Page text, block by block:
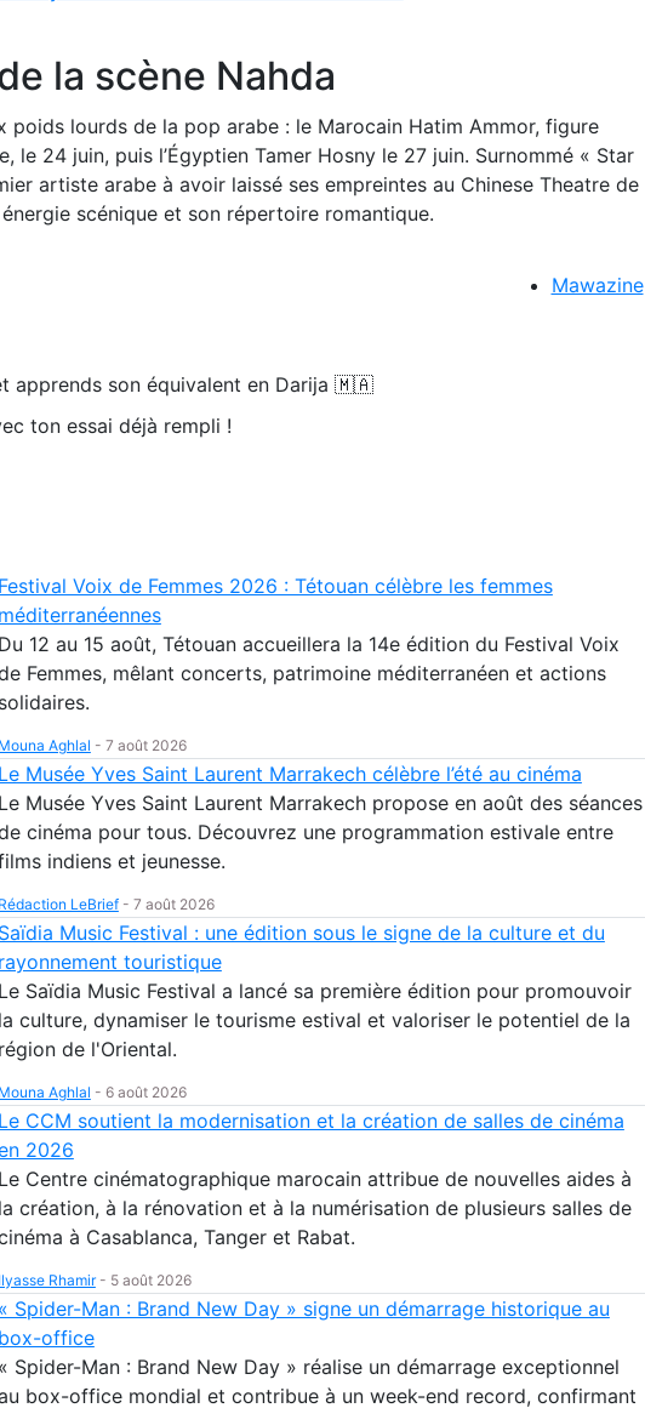
la scène Nahda
poids lourds de la pop arabe : le Marocain Hatim Ammor, figure
le 24 juin, puis l’Égyptien Tamer Hosny le 27 juin. Surnommé « Star
artiste arabe à avoir laissé ses empreintes au Chinese Theatre de
scénique et son répertoire romantique.
Mawazine
apprends son équivalent en Darija 🇲🇦
ton essai déjà rempli !
Festival Voix de Femmes 2026 : Tétouan célèbre les femmes
méditerranéennes
Du 12 au 15 août, Tétouan accueillera la 14e édition du Festival Voix
Femmes, mêlant concerts, patrimoine méditerranéen et actions
solidaires.
Mouna Aghlal - 7 août 2026
Le Musée Yves Saint Laurent Marrakech célèbre l’été au cinéma
Le Musée Yves Saint Laurent Marrakech propose en août des séances
cinéma pour tous. Découvrez une programmation estivale entre
indiens et jeunesse.
Rédaction LeBrief- 7 août 2026
Saïdia Music Festival : une édition sous le signe de la culture et du
rayonnement touristique
Le Saïdia Music Festival a lancé sa première édition pour promouvoir
la culture, dynamiser le tourisme estival et valoriser le potentiel de la
région de l'Oriental.
Mouna Aghlal - 6 août 2026
Le CCM soutient la modernisation et la création de salles de cinéma
2026
Le Centre cinématographique marocain attribue de nouvelles aides à
la création, à la rénovation et à la numérisation de plusieurs salles de
à Casablanca, Tanger et Rabat.
Ilyasse Rhamir- 5 août 2026
« Spider-Man : Brand New Day » signe un démarrage historique au
box-office
« Spider-Man : Brand New Day » réalise un démarrage exceptionnel
box-office mondial et contribue à un week-end record, confirmant